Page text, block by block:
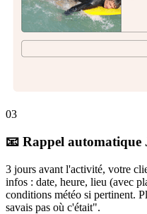
03
📧 Rappel automatique
3 jours avant l'activité, votre
infos : date, heure, lieu (avec
conditions météo si pertinent.
savais pas où c'était".